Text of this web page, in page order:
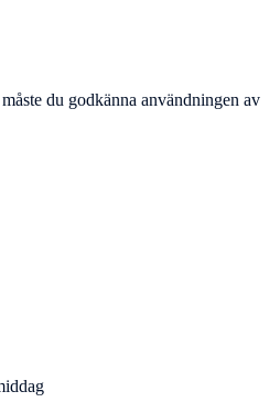
du godkänna användningen av